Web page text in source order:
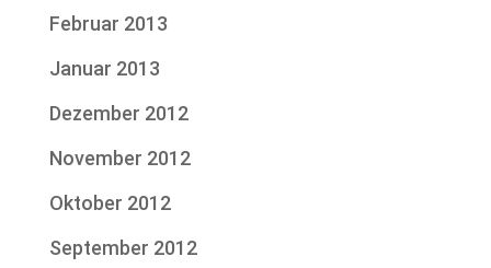
Februar 2013
Januar 2013
Dezember 2012
November 2012
Oktober 2012
September 2012